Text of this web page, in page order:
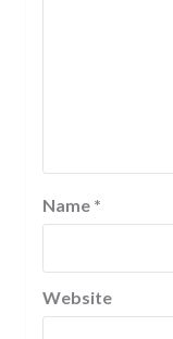
Name *
Website